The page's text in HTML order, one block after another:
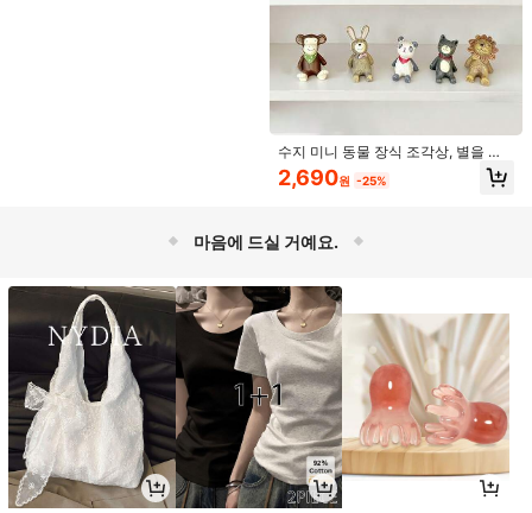
2,599원 절약
5,391원 -33%
VELIVÉ
1개 장식 공예 선물, 딸을 위한 귀여운
생일 선물, 아크릴 나비 모양 기념품,
졸업 선물
2,084
수지 미니 동물 장식 조각상, 별을 바
라보는 사자 조각상, 팬더 데스크탑 미
니어처 장식, 마이크로 풍경 화분 장
경 사진 소품
2,690원 -25%
마음에 드실 거예요.